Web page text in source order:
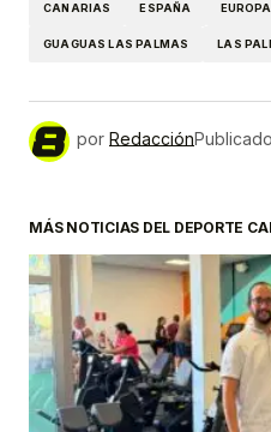
CANARIAS ESPAÑA EUROPA
GUAGUAS LAS PALMAS LAS
por Redacción
MÁS NOTICIAS DEL DEPORTE